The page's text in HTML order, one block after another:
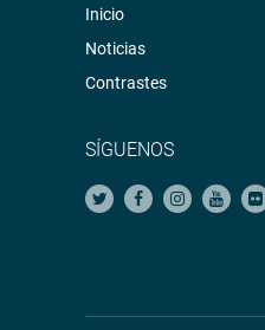
Inicio
Noticias
Contrastes
SÍGUENOS